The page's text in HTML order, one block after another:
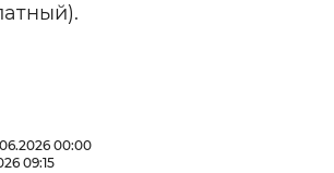
00:00
09:15